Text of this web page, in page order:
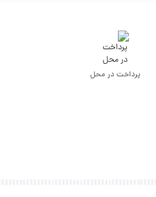
پرداخت در محل